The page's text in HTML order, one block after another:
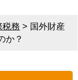
税務 > 国外財産
か？